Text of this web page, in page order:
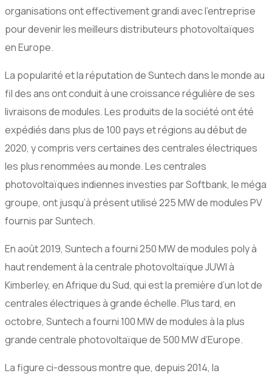
organisations ont effectivement grandi avec l’entreprise
pour devenir les meilleurs distributeurs photovoltaïques
en Europe.
La popularité et la réputation de Suntech dans le monde au
fil des ans ont conduit à une croissance régulière de ses
livraisons de modules. Les produits de la société ont été
expédiés dans plus de 100 pays et régions au début de
2020, y compris vers certaines des centrales électriques
les plus renommées au monde. Les centrales
photovoltaïques indiennes investies par Softbank, le méga
groupe, ont jusqu’à présent utilisé 225 MW de modules PV
fournis par Suntech.
En août 2019, Suntech a fourni 250 MW de modules poly à
haut rendement à la centrale photovoltaïque JUWI à
Kimberley, en Afrique du Sud, qui est la première d’un lot de
centrales électriques à grande échelle. Plus tard, en
octobre, Suntech a fourni 100 MW de modules à la plus
grande centrale photovoltaïque de 500 MW d’Europe.
La figure ci-dessous montre que, depuis 2014, la